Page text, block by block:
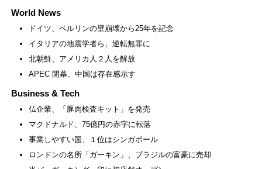
World News
ドイツ、ベルリンの壁崩壊から25年を記念
イタリアの地震学者ら、逆転無罪に
北朝鮮、アメリカ人２人を解放
APEC 閉幕、中国は存在感示す
Business & Tech
仏企業、「豚肉検査キット」を発売
マクドナルド、75億円の赤字に転落
事業しやすい国、１位はシンガポール
ロンドンの名所「ガーキン」、ブラジルの富豪に売却